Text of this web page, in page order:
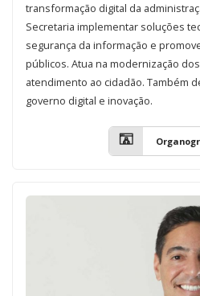
transformação digital da
Secretaria implementar soluções
segurança da informação e
públicos. Atua na modernização
atendimento ao cidadão. Também
governo digital e inovação.